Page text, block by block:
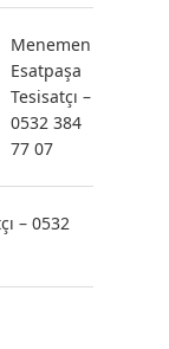
Menemen
Esatpaşa
Tesisatçı –
0532 384
77 07
– 0532